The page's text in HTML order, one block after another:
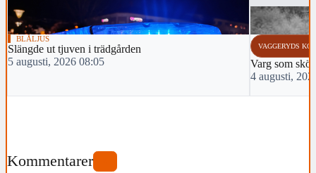
BLÅLJUS
Slängde ut tjuven i trädgården
5 augusti, 2026 08:05
VAGGERYDS
Varg som
4 augusti,
Kommentarer